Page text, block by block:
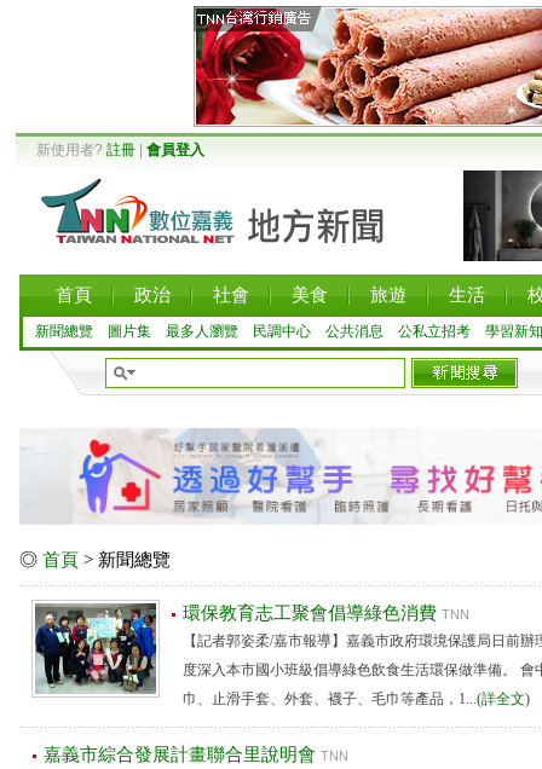
新使用者? 註冊 會員登入
首頁 政治 社會 美食 旅遊 生活
新聞總覽 圖片集 最多人瀏覽 民調中心 公共消息 公私立招考 學習新知
◎ 首頁 > 新聞總覽
環保教育志工聚會倡導綠色消費 TNN
【記者郭姿柔/嘉市報導】嘉義市政府環境保護局日前
度深入本市國小班級倡導綠色飲食生活環保做準備。
巾、止滑手套、外套、襪子、毛巾等產品，1...(詳全文
嘉義市綜合發展計畫聯合里說明會 TNN